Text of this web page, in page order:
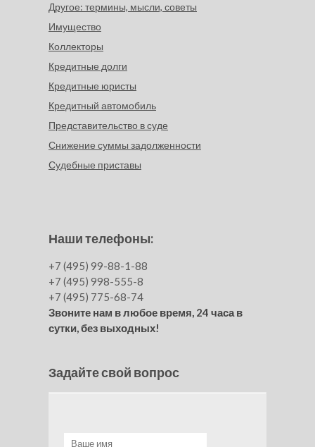
Другое: термины, мысли, советы
Имущество
Коллекторы
Кредитные долги
Кредитные юристы
Кредитный автомобиль
Представительство в суде
Снижение суммы задолженности
Судебные приставы
Наши телефоны:
+7 (495) 99-88-1-88
+7 (495) 998-555-8
+7 (495) 775-68-74
Звоните нам в любое время, 24 часа в
сутки, без выходных!
Задайте свой вопрос
Ваше имя